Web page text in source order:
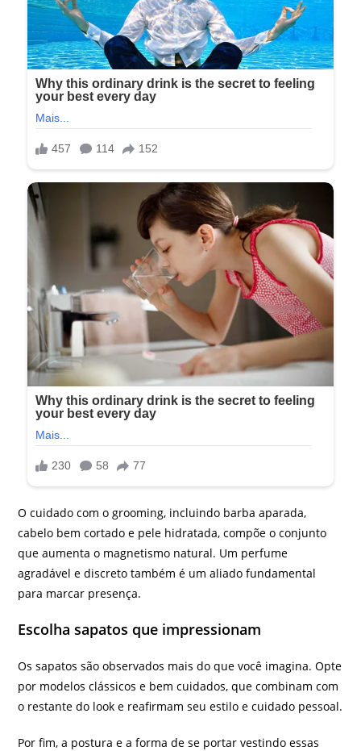
O cuidado com o grooming, incluindo barba aparada,
cabelo bem cortado e pele hidratada, compõe o conjunto
que aumenta o magnetismo natural. Um perfume
agradável e discreto também é um aliado fundamental
para marcar presença.
Escolha sapatos que impressionam
Os sapatos são observados mais do que você imagina. Opte
por modelos clássicos e bem cuidados, que combinam com
o restante do look e reafirmam seu estilo e cuidado pessoal.
Por fim, a postura e a forma de se portar vestindo essas